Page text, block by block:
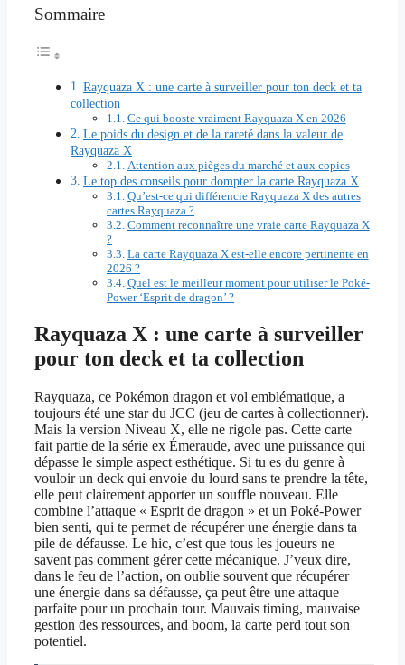
Sommaire
Rayquaza X : une carte à surveiller pour ton deck et ta
collection
Ce qui booste vraiment Rayquaza X en 2026
Le poids du design et de la rareté dans la valeur de
Rayquaza X
Attention aux pièges du marché et aux copies
Le top des conseils pour dompter la carte Rayquaza X
Qu’est-ce qui différencie Rayquaza X des autres
cartes Rayquaza ?
Comment reconnaître une vraie carte Rayquaza X
?
La carte Rayquaza X est-elle encore pertinente en
2026 ?
Quel est le meilleur moment pour utiliser le Poké-
Power ‘Esprit de dragon’ ?
Rayquaza X : une carte à surveiller
pour ton deck et ta collection
Rayquaza, ce Pokémon dragon et vol emblématique, a
toujours été une star du JCC (jeu de cartes à collectionner).
Mais la version Niveau X, elle ne rigole pas. Cette carte
fait partie de la série ex Émeraude, avec une puissance qui
dépasse le simple aspect esthétique. Si tu es du genre à
vouloir un deck qui envoie du lourd sans te prendre la tête,
elle peut clairement apporter un souffle nouveau. Elle
combine l’attaque « Esprit de dragon » et un Poké-Power
bien senti, qui te permet de récupérer une énergie dans ta
pile de défausse. Le hic, c’est que tous les joueurs ne
savent pas comment gérer cette mécanique. J’veux dire,
dans le feu de l’action, on oublie souvent que récupérer
une énergie dans sa défausse, ça peut être une attaque
parfaite pour un prochain tour. Mauvais timing, mauvaise
gestion des ressources, and boom, la carte perd tout son
potentiel.